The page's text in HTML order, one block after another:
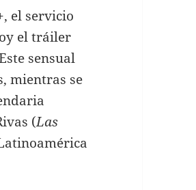
el servicio
el tráiler
sensual
mientras se
(Las